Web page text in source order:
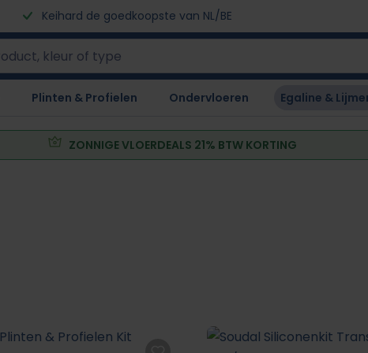
Keihard de goedkoopste van NL/BE
Plinten & Profielen Ondervloeren Egaline &
ZONNIGE VLOERDEALS 21% BTW KORTING